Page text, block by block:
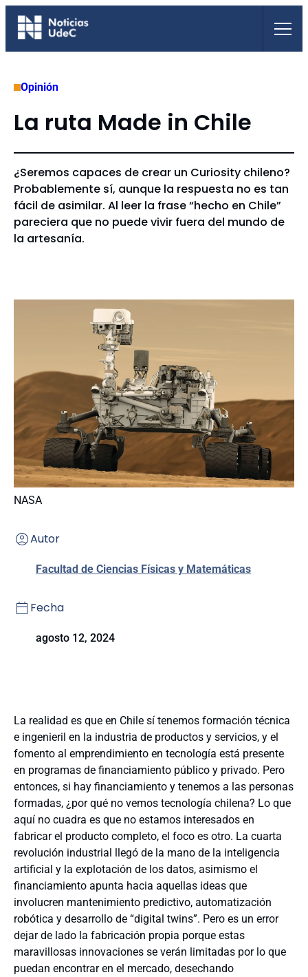
Saltar
Opinión
La ruta Made in Chile
¿Seremos capaces de crear un Curiosity chileno?
Probablemente sí, aunque la respuesta no es tan
fácil de asimilar. Al leer la frase “hecho en Chile”
pareciera que no puede vivir fuera del mundo de
la artesanía.
NASA
Autor
Facultad de Ciencias Físicas y Matemáticas
Fecha
agosto 12, 2024
La realidad es que en Chile sí tenemos formación técnica
e ingenieril en la industria de productos y servicios, y el
fomento al emprendimiento en tecnología está presente
en programas de financiamiento público y privado. Pero
entonces, si hay financiamiento y tenemos a las personas
formadas, ¿por qué no vemos tecnología chilena? Lo que
aquí no cuadra es que no estamos interesados en
fabricar el producto completo, el foco es otro. La cuarta
revolución industrial llegó de la mano de la inteligencia
artificial y la explotación de los datos, asimismo el
financiamiento apunta hacia aquellas ideas que
involucren mantenimiento predictivo, automatización
robótica y desarrollo de “digital twins”. Pero es un error
dejar de lado la fabricación propia porque estas
maravillosas innovaciones se verán limitadas por lo que
puedan encontrar en el mercado, desechando